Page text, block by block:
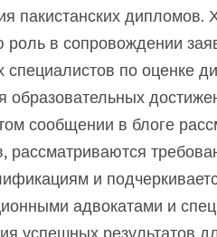
пакистанских
роль в сопровождении
специалистов по оценке
образовательных
сообщении в блоге
рассматриваются
и
адвокатами и